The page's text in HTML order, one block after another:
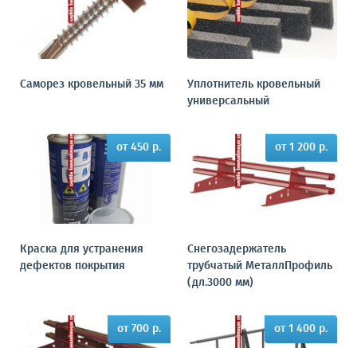
Саморез кровельный 35 мм
Уплотнитель кровельный
универсальный
от 450 р.
Краска для устранения
дефектов покрытия
от 1 200 р.
Снегозадержатель
трубчатый МеталлПрофиль
(дл.3000 мм)
от 700 р. от 1 400 р.